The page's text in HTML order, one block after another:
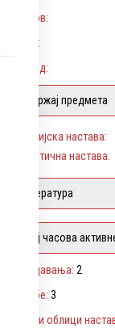
Услов:
Циљ:
Исход:
Садржај предмета
Теоријска настава:
Практична настава:
Литература
Број часова
Предавања: 2
Вежбе: 3
Други облици